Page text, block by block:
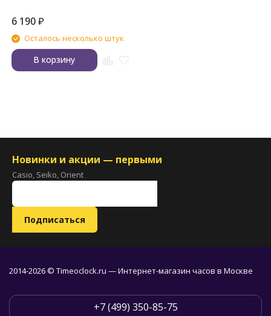
6 190₽
Осталось несколько штук
В корзину
Новинки и акции — первыми
Casio, Seiko, Orient
2014-2026 © Timeoclock.ru — Интернет-магазин часов в Москве
+7 (499) 350-85-75